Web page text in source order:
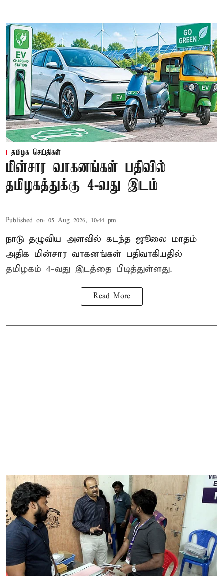
தமிழக செய்திகள்
மின்சார வாகனங்கள் பதிவில்
தமிழகத்துக்கு 4-வது இடம்
Published on: 05 Aug 2026, 10:44 pm
நாடு தழுவிய அளவில் கடந்த ஜூலை மாதம்
அதிக மின்சார வாகனங்கள் பதிவாகியதில்
தமிழகம் 4-வது இடத்தை பிடித்துள்ளது.
Read More